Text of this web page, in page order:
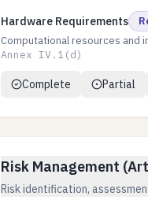
Hardware Requirements
Computational resources and
Annex IV.1(d)
Complete Partial
Risk Management
Risk identification,